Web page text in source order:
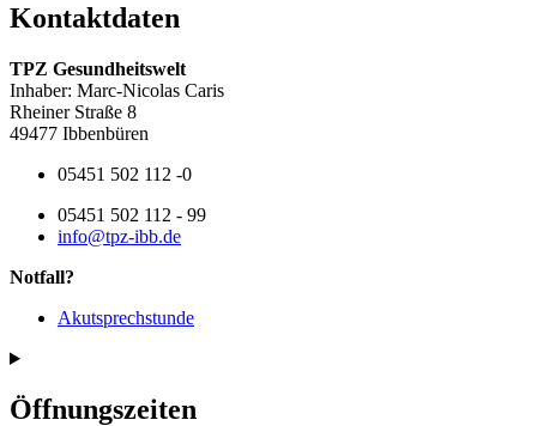
Kontaktdaten
TPZ Gesundheitswelt
Inhaber: Marc-Nicolas Caris
Rheiner Straße 8
49477 Ibbenbüren
05451 502 112 -0
05451 502 112 - 99
info@tpz-ibb.de
Notfall?
Akutsprechstunde
Öffnungszeiten